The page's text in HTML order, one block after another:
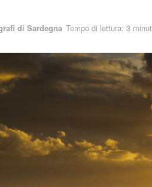
di Sardegna Tempo di lettura: 3